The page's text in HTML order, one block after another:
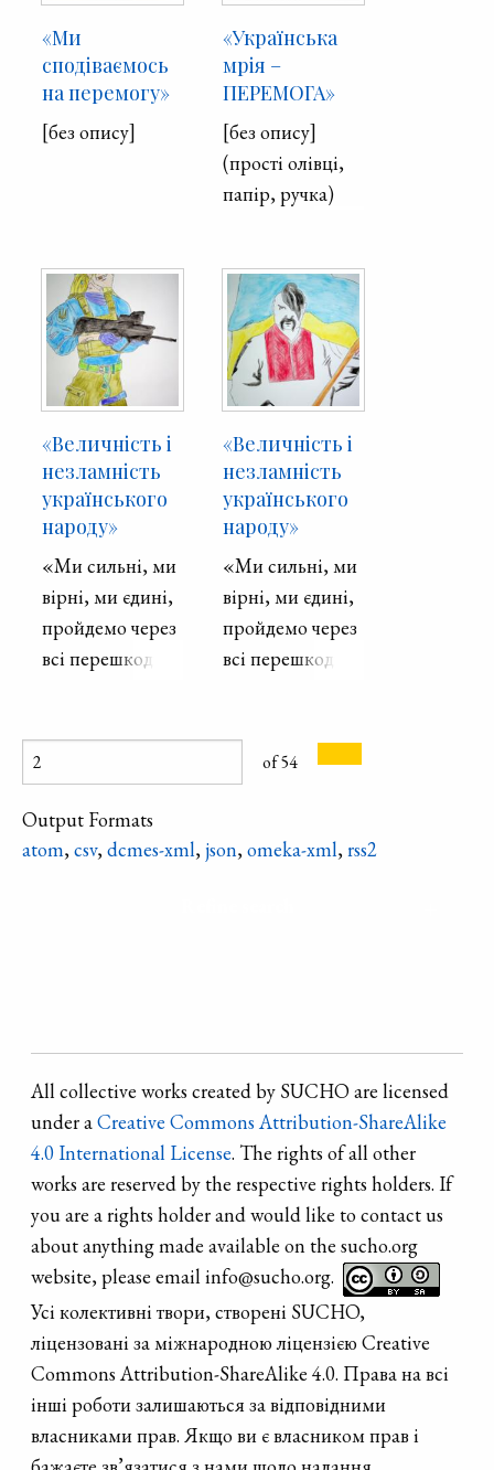
«Ми
сподіваємось
на перемогу»
[без опису]
«Українська
мрія –
ПЕРЕМОГА»
[без опису]
(прості олівці,
папір, ручка)
«Величність і
незламність
українського
народу»
«Ми сильні, ми
вірні, ми єдині,
пройдемо через
всі перешкоди
вільній Україні!
Слава Україні!»
«Величність і
незламність
українського
народу»
«Ми сильні, ми
вірні, ми єдині,
пройдемо через
всі перешкоди
повітря у
вільній Україні!
of 54
Output Formats
atom, csv, dcmes-xml, json, omeka-xml, rss2
All collective works created by SUCHO are licensed
under aCreative Commons Attribution-ShareAlike
4.0 International License. The rights of all other
works are reserved by the respective rights holders. If
you are a rights holder and would like to contact us
about anything made available on the sucho.org
website, please email info@sucho.org.
Усі колективні твори, створені SUCHO,
ліцензовані за міжнародною ліцензією Creative
Commons Attribution-ShareAlike 4.0. Права на всі
інші роботи залишаються за відповідними
власниками прав. Якщо ви є власником прав і